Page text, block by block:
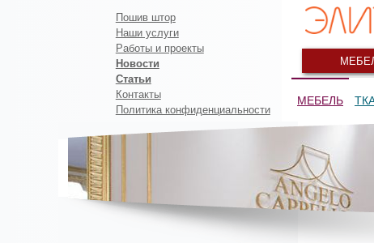
МЕБЕЛЬ
Пошив штор
Наши услуги
Работы и проекты
Новости
Статьи
Контакты
Политика конфиденциальности